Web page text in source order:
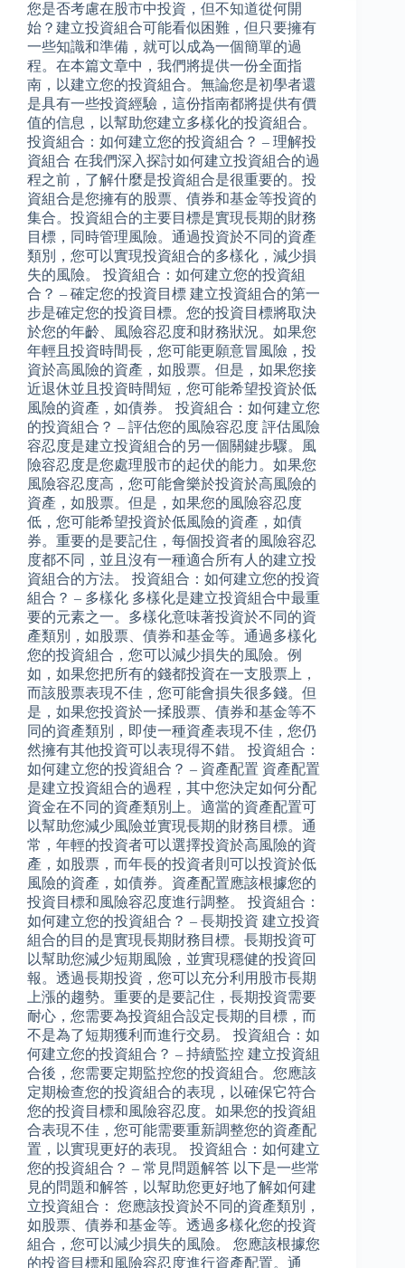
您是否考慮在股市中投資，但不知道從何開
始？建立投資組合可能看似困難，但只要擁有
一些知識和準備，就可以成為一個簡單的過
程。在本篇文章中，我們將提供一份全面指
南，以建立您的投資組合。無論您是初學者還
是具有一些投資經驗，這份指南都將提供有價
值的信息，以幫助您建立多樣化的投資組合。
投資組合：如何建立您的投資組合？ – 理解投
資組合 在我們深入探討如何建立投資組合的過
程之前，了解什麼是投資組合是很重要的。投
資組合是您擁有的股票、債券和基金等投資的
集合。投資組合的主要目標是實現長期的財務
目標，同時管理風險。通過投資於不同的資產
類別，您可以實現投資組合的多樣化，減少損
失的風險。 投資組合：如何建立您的投資組
合？ – 確定您的投資目標 建立投資組合的第一
步是確定您的投資目標。您的投資目標將取決
於您的年齡、風險容忍度和財務狀況。如果您
年輕且投資時間長，您可能更願意冒風險，投
資於高風險的資產，如股票。但是，如果您接
近退休並且投資時間短，您可能希望投資於低
風險的資產，如債券。 投資組合：如何建立您
的投資組合？ – 評估您的風險容忍度 評估風險
容忍度是建立投資組合的另一個關鍵步驟。風
險容忍度是您處理股市的起伏的能力。如果您
風險容忍度高，您可能會樂於投資於高風險的
資產，如股票。但是，如果您的風險容忍度
低，您可能希望投資於低風險的資產，如債
券。重要的是要記住，每個投資者的風險容忍
度都不同，並且沒有一種適合所有人的建立投
資組合的方法。 投資組合：如何建立您的投資
組合？ – 多樣化 多樣化是建立投資組合中最重
要的元素之一。多樣化意味著投資於不同的資
產類別，如股票、債券和基金等。通過多樣化
您的投資組合，您可以減少損失的風險。例
如，如果您把所有的錢都投資在一支股票上，
而該股票表現不佳，您可能會損失很多錢。但
是，如果您投資於一揉股票、債券和基金等不
同的資產類別，即使一種資產表現不佳，您仍
然擁有其他投資可以表現得不錯。 投資組合：
如何建立您的投資組合？ – 資產配置 資產配置
是建立投資組合的過程，其中您決定如何分配
資金在不同的資產類別上。適當的資產配置可
以幫助您減少風險並實現長期的財務目標。通
常，年輕的投資者可以選擇投資於高風險的資
產，如股票，而年長的投資者則可以投資於低
風險的資產，如債券。資產配置應該根據您的
投資目標和風險容忍度進行調整。 投資組合：
如何建立您的投資組合？ – 長期投資 建立投資
組合的目的是實現長期財務目標。長期投資可
以幫助您減少短期風險，並實現穩健的投資回
報。透過長期投資，您可以充分利用股市長期
上漲的趨勢。重要的是要記住，長期投資需要
耐心，您需要為投資組合設定長期的目標，而
不是為了短期獲利而進行交易。 投資組合：如
何建立您的投資組合？ – 持續監控 建立投資組
合後，您需要定期監控您的投資組合。您應該
定期檢查您的投資組合的表現，以確保它符合
您的投資目標和風險容忍度。如果您的投資組
合表現不佳，您可能需要重新調整您的資產配
置，以實現更好的表現。 投資組合：如何建立
您的投資組合？ – 常見問題解答 以下是一些常
見的問題和解答，以幫助您更好地了解如何建
立投資組合： 您應該投資於不同的資產類別，
如股票、債券和基金等。透過多樣化您的投資
組合，您可以減少損失的風險。 您應該根據您
的投資目標和風險容忍度進行資產配置。通